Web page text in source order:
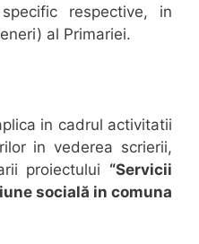
respective, in
al Primariei.
in cadrul activitatii
in vederea scrierii,
proiectului “Servicii
socială in comuna